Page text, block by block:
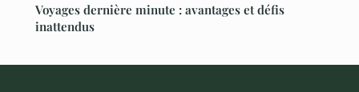
Voyages dernière minute : avantages et défis
inattendus